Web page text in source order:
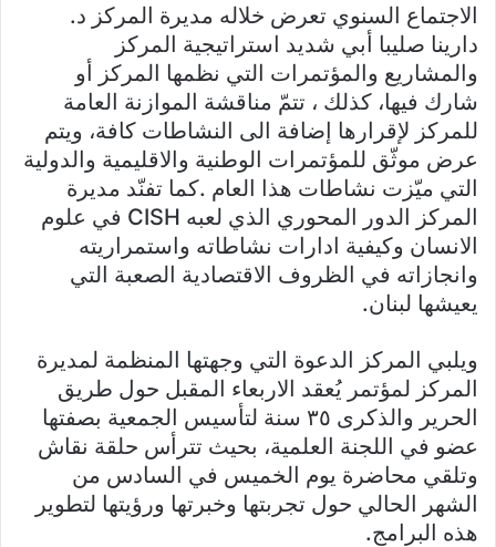
الاجتماع السنوي تعرض خلاله مديرة المركز د.
دارينا صليبا أبي شديد استراتيجية المركز
والمشاريع والمؤتمرات التي نظمها المركز أو
شارك فيها، كذلك ، تتمّ مناقشة الموازنة العامة
للمركز لإقرارها إضافة الى النشاطات كافة، ويتم
عرض موثّق للمؤتمرات الوطنية والاقليمية والدولية
التي ميّزت نشاطات هذا العام .كما تفنّد مديرة
المركز الدور المحوري الذي لعبه CISH في علوم
الانسان وكيفية ادارات نشاطاته واستمراريته
وانجازاته في الظروف الاقتصادية الصعبة التي
يعيشها لبنان.
ويلبي المركز الدعوة التي وجهتها المنظمة لمديرة
المركز لمؤتمر يُعقد الاربعاء المقبل حول طريق
الحرير والذكرى ٣٥ سنة لتأسيس الجمعية بصفتها
عضو في اللجنة العلمية، بحيث تترأس حلقة نقاش
وتلقي محاضرة يوم الخميس في السادس من
الشهر الحالي حول تجربتها وخبرتها ورؤيتها لتطوير
هذه البرامج.